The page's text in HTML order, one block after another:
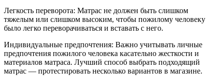
Легкость переворота: Матрас не должен быть слишком
тяжелым или слишком высоким, чтобы пожилому человеку
было легко переворачиваться и вставать с него.
Индивидуальные предпочтения: Важно учитывать личные
предпочтения пожилого человека касательно жесткости и
материалов матраса. Лучший способ выбрать подходящий
матрас — протестировать несколько вариантов в магазине.